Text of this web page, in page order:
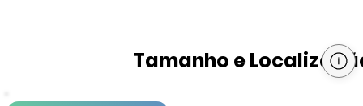
Tamanho e